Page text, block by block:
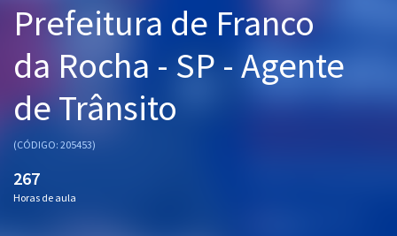
Cursos 20% OFF
Pós
Graduação
OAB
Mentorias
Prefeitura de Franco
da Rocha - SP - Agente
de Trânsito
(CÓDIGO: 205453)
267
Horas de aula